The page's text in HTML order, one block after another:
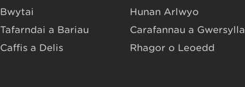
Bwytai
Tafarndai a Bariau
Caffis a Delis
Hunan Arlwyo
Carafannau a Gwersylla
Rhagor o Leoedd